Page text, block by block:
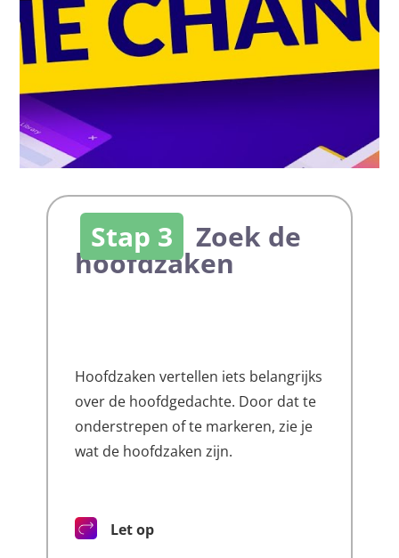
Stap 3 Zoek de
hoofdzaken
Hoofdzaken vertellen iets belangrijks
over de hoofdgedachte. Door dat te
onderstrepen of te markeren, zie je
wat de hoofdzaken zijn.
Let op